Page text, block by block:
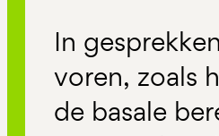
In
voren, zoals
de basale